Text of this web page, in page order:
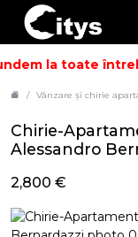
la toate
Vânzare și chirie
Chirie-
Alessandro
2,800 €